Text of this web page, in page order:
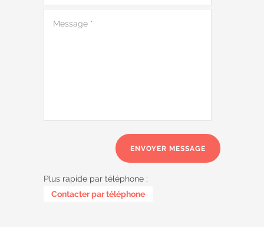
Plus rapide par téléphone :
0487 62 69 26
Contacter par téléphone